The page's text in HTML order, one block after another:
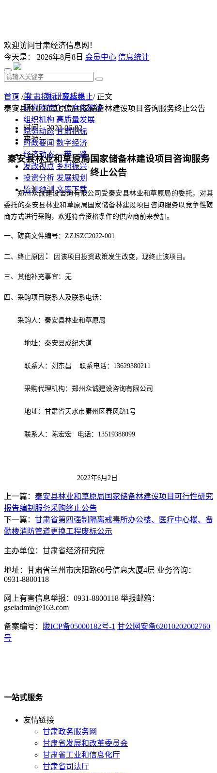
欢迎访问甘肃经济信息网！
今天是： 2026年8月8日 会员中心 信息统计
首 页 研究成果
研究院简介 信息化建设
组织机构 高质量发展
院务动态 甘肃招标
时政要闻 数字经济
经济动态 一带一路
发改视点 乡村振兴
投资分析 发展规划
监测预测 文库下载
首页 /甘肃招标/废标终止/ 正文
秦安县林业和草原局国家储备林建设项目咨询服务终止公告
时间：2022-06-02
来源：
秦安县林业和草原局国家储备林建设项目咨询服务
终止公告
郑州众诚建设咨询有限公司 受秦安县林业和草原局 的委托，对其
委托的秦安县林业和草原局国家储备林建设项目咨询服务以竞争性磋
商方式进行采购，欢迎符合资格条件的供应商前来参加。
一、 磋商文件编号： ZZJSZC2022-001
二、 终止原因 ： 因该项目投资政策发生改变，现终止该项目。
三、其他补充事宜：无
四 、采购项目联系人及联系电话：
采购人： 秦安县林业和草原局
地址：秦安县成纪大道
联系人：刘东昌 联系电话： 13629380211
采购代理机构：郑州众诚建设咨询有限公司
地址：甘肃省天水市秦州区春风路1号
联系人：陈宏宏 电话： 13519388099
2022年6月 2 日
上一篇： 秦安县林业和草原局国家储备林建设项目可行性研究
报告编制服务采购终止公告
下一篇： 甘肃省第四强制隔离戒毒所办公楼、医疗中心楼、备
勤楼消防管道更换工程废标公示
主办单位：甘肃省经济研究院
地址：甘肃省兰州市庆阳路60号信息大厦4层 业务咨询：
0931-8800118
网上有害信息举报：0931-8800118 举报邮箱：
gseiadmin@163.com
备案编号： 陇ICP备05000182号-1 甘公网安备62010202002760
号
一站式服务
友情链接
甘肃政务服务网
甘肃省发展和改革委员会
甘肃省工业和信息化厅
甘肃省司法厅